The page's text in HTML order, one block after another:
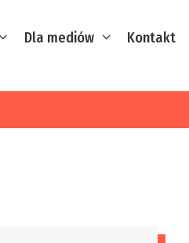
Dla mediów Kontakt